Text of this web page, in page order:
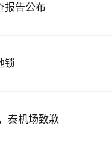
报告公布
锁
泰机场致歉